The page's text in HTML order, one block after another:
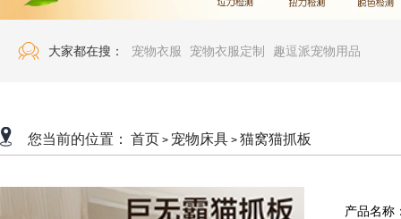
大家都在搜： 宠物衣服 宠物衣服定制 趣逗派宠物用品
您当前的位置： 首页 > 宠物床具 > 猫窝猫抓板
产品名称